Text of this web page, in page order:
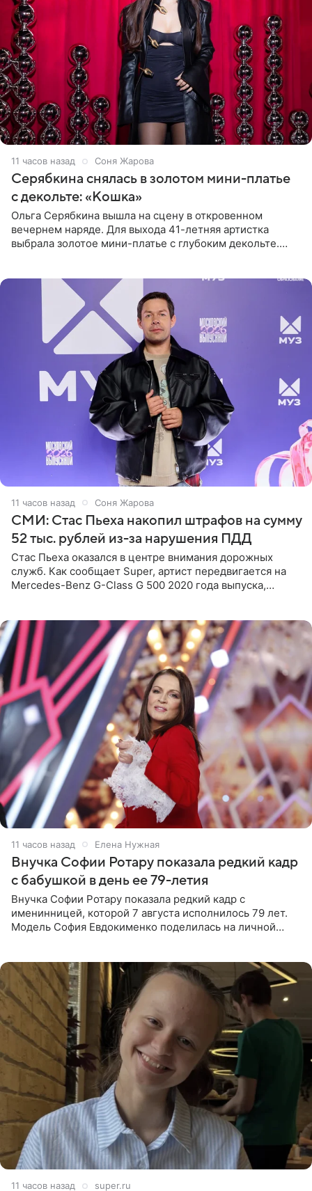
11 часов назад Соня Жарова
Серябкина снялась в золотом мини-платье
с декольте: «Кошка»
Ольга Серябкина вышла на сцену в откровенном
вечернем наряде. Для выхода 41-летняя артистка
выбрала золотое мини-платье с глубоким декольте.
11 часов назад Соня Жарова
СМИ: Стас Пьеха накопил штрафов на сумму
52 тыс. рублей из-за нарушения ПДД
Стас Пьеха оказался в центре внимания дорожных
служб. Как сообщает Super, артист передвигается на
Mercedes-Benz G-Class G 500 2020 года выпуска,
11 часов назад Елена Нужная
Внучка Софии Ротару показала редкий кадр
с бабушкой в день ее 79-летия
Внучка Софии Ротару показала редкий кадр с
именинницей, которой 7 августа исполнилось 79 лет.
Модель София Евдокименко поделилась на личной
11 часов назад super.ru